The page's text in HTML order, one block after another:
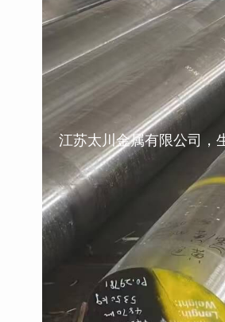
江苏太川金属有限公司，